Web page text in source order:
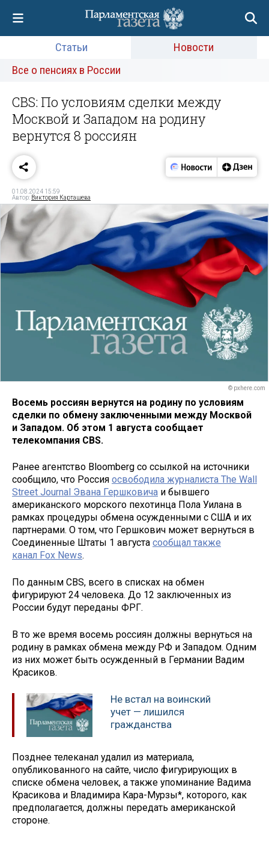
Статьи
Новости
Все о пенсиях в России
CBS: По условиям сделки между
Москвой и Западом на родину
вернутся 8 россиян
01.08.2024 15:59
Автор: Виктория Карташева
© pxhere.com
Восемь россиян вернутся на родину по условиям
сделки по обмену заключенными между Москвой
и Западом. Об этом 1 августа сообщает
телекомпания CBS.
Ранее агентство Bloomberg со ссылкой на источники
сообщило, что Россия освободила журналиста The Wall
Street Journal Эвана Гершковича и бывшего
американского морского пехотинца Пола Уилана в
рамках процедуры обмена осужденными с США и их
партнерами. О том, что Гершкович может вернуться в
Соединенные Штаты 1 августа сообщал также
канал Fox News.
По данным CBS, всего в списках на обмен
фигурируют 24 человека. До 12 заключенных из
России будут переданы ФРГ.
В то же время восемь россиян должны вернуться на
родину в рамках обмена между РФ и Западом. Одним
из них может быть осужденный в Германии Вадим
Красиков.
Не встал на воинский
учет — лишился
гражданства
Позднее телеканал удалил из материала,
опубликованного на сайте, число фигурирующих в
списке обмена человек, а также упоминание Вадима
Красикова и Владимира Кара-Мурзы*, которого, как
предполагается, должны передать американской
стороне.